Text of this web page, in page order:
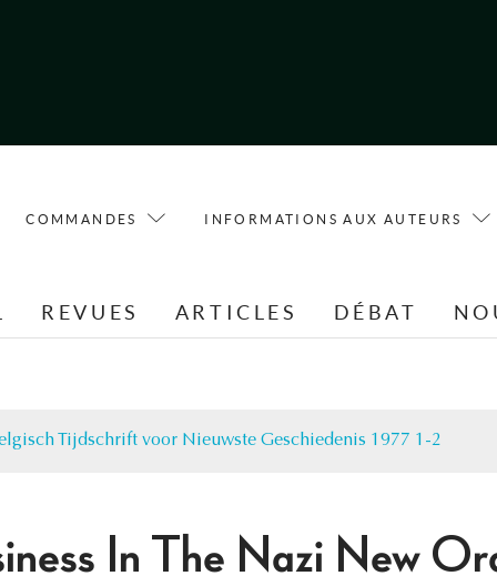
COMMANDES INFORMATIONS AUX AUTEURS
REVUES ARTICLES DÉBAT
Tijdschrift voor Nieuwste Geschiedenis 1977 1-2
In The Nazi New